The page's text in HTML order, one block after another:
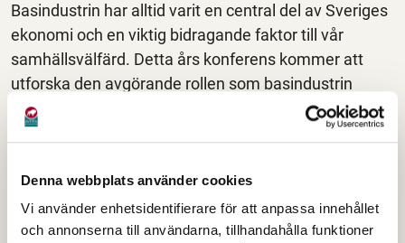
Denna webbplats använder cookies
Vi använder enhetsidentifierare för att anpassa innehållet
och annonserna till användarna, tillhandahålla funktioner
Basindustrin har alltid varit en central del av Sveriges
ekonomi och en viktig bidragande faktor till vår
samhällsvälfärd. Detta års konferens kommer att
utforska den avgörande rollen som basindustrin
spelar för att stärka och upprätthålla vår nationella
välfärd.
formar framtiden för svensk basindustri. Datum för
Avestasamtalen 2026 är den 18 december.Läs mer
om årets konferens här.